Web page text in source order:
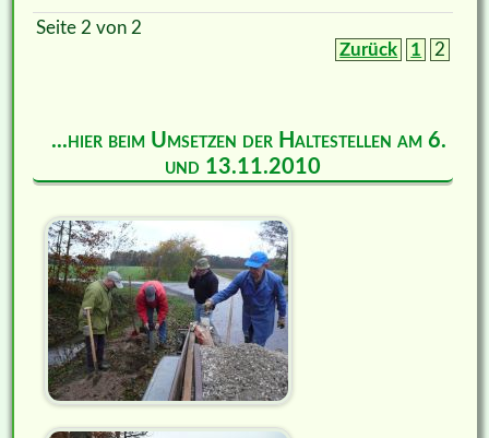
Seite 2 von 2
Zurück
1 2
...hier beim Umsetzen der Haltestellen am 6.
und 13.11.2010